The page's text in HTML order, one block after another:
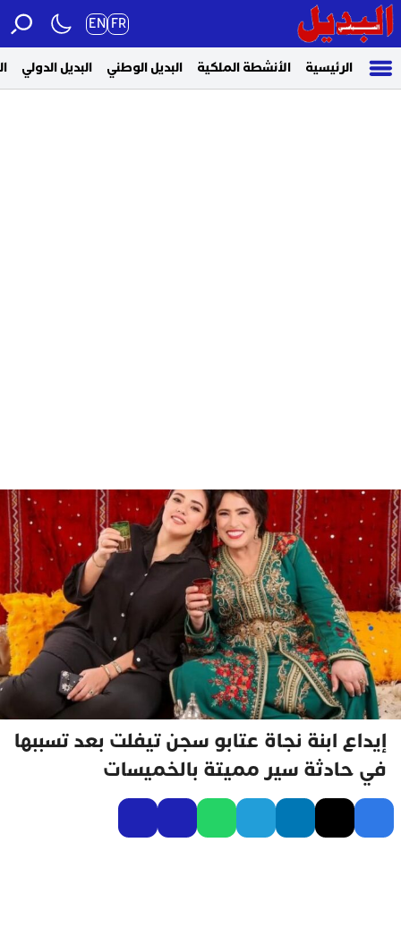
FR
EN
الرئيسية الأنشطة الملكية البديل الوطني البديل الدولي
إيداع ابنة نجاة عتابو سجن تيفلت بعد تسببها
في حادثة سير مميتة بالخميسات